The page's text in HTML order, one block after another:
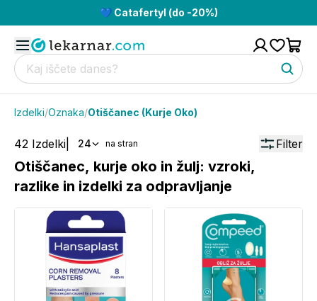
💙 Catafertyl (do -20%)
Izdelki/Oznaka/Otiščanec (kurje Oko)
42 Izdelki 24 na stran Filter
Otiščanec, kurje oko in žulj: vzroki,
razlike in izdelki za odpravljanje